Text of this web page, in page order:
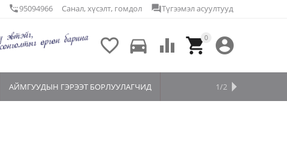
settings_phone95094966 Санал, хүсэлт, гомдол question_answerТүгээмэл асуултууд

0

 directions_car 
АЙМГУУДЫН ГЭРЭЭТ БОРЛУУЛАГЧИД БЭЛЭГЛЭЕ
НЭХЭМЖЛЭЛ ҮҮСГЭХ
1/2